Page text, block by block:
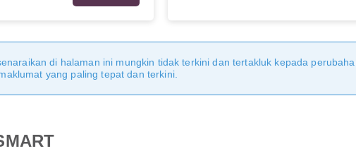
di halaman ini mungkin tidak terkini dan tertakluk kepada
yang paling tepat dan terkini.